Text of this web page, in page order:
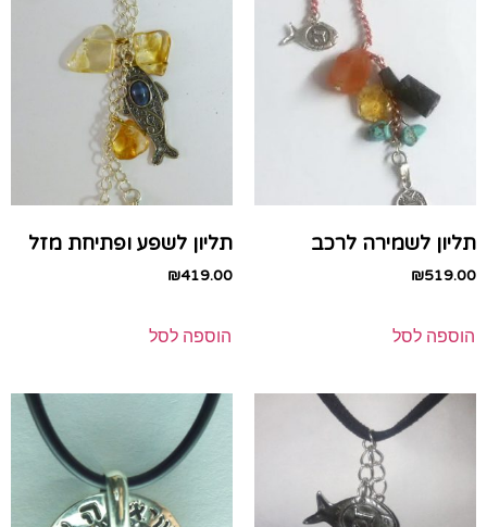
תליון לשמירה לרכב
₪519.00
הוספה לסל
תליון לשפע ופתיחת מזל
₪419.00
הוספה לסל